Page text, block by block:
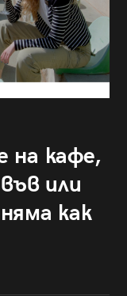
на кафе,
или
как